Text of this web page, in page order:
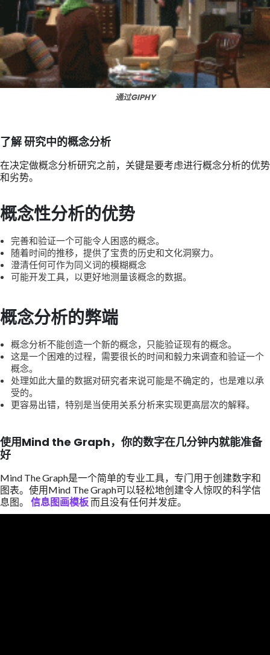
通过GIPHY
了解研究中的概念分析
在决定做概念分析研究之前，关键是要考虑进行概念分析的优势
和劣势。
概念性分析的优势
完善和验证一个可能令人困惑的概念。
随着时间的推移，提供了宝贵的历史和文化洞察力。
澄清任何可作为同义词的模糊概念
可能开发工具，以更好地测量该概念的数据。
概念分析的弊端
概念分析不能创造一个新的概念，只能验证现有的概念。
这是一个困难的过程，需要很长的时间和毅力来调查和验证一个
概念。
处理如此大量的数据对研究者来说可能是不确定的，也是难以承
受的。
更容易出错，特别是当使用关系分析来实现更高层次的解释。
使用Mind the Graph，你的数字在几分钟内就能准备
好
Mind The Graph是一个简单的专业工具，专门用于创建数字和
图表。使用Mind The Graph可以轻松地创建令人惊叹的科学信
息图。 信息图画模板而且没有任何并发症。